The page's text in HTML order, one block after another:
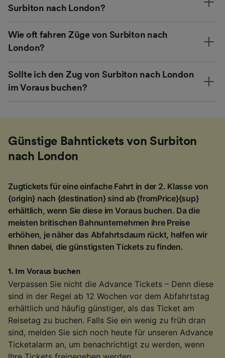
Surbiton nach London?
Wie oft fahren Züge von Surbiton nach
London?
Sollte ich den Zug von Surbiton nach London
im Voraus buchen?
Günstige Bahntickets von Surbiton
nach London
Zugtickets für eine einfache Fahrt in der 2. Klasse von
{origin} nach {destination} sind ab {fromPrice}{sup}
erhältlich, wenn Sie diese im Voraus buchen. Da die
meisten britischen Bahnunternehmen ihre Preise
erhöhen, je näher das Abfahrtsdaum rückt, helfen wir
Ihnen dabei, die günstigsten Tickets zu finden.
1 . Im Voraus buchen
Verpassen Sie nicht die Advance Tickets – Denn diese
sind in der Regel ab 12 Wochen vor dem Abfahrtstag
erhältlich und häufig günstiger, als das Ticket am
Reisetag zu buchen. Falls Sie ein wenig zu früh dran
sind, melden Sie sich noch heute für unseren Advance
Ticketalarm an, um benachrichtigt zu werden, wenn